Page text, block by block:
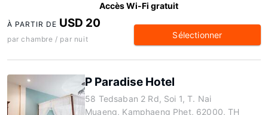
Accès Wi-Fi gratuit
À PARTIR DE USD 20
par chambre / par nuit Sélectionner
P Paradise Hotel
58 Tedsaban 2 Rd, Soi 1, T. Nai
Muaeng, Kamphaeng Phet, 62000, TH